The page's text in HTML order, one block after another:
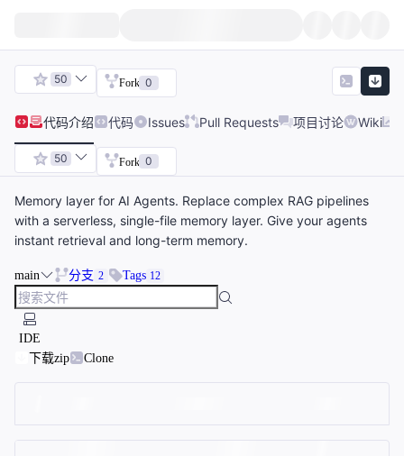
50 Fork 0
代码介绍 代码 Issues Pull Requests 项目讨论 Wiki
50 Fork 0
Memory layer for AI Agents. Replace complex RAG pipelines
with a serverless, single-file memory layer. Give your agents
instant retrieval and long-term memory.
main 分支 2 Tags 12
IDE
下载zip
Clone